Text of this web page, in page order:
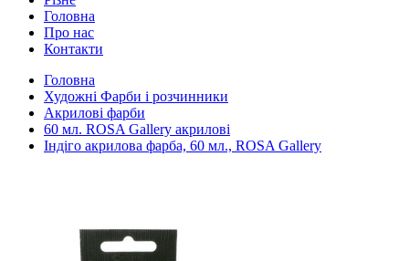
Головна
Про нас
Контакти
Головна
Художні Фарби і розчинники
Акрилові фарби
60 мл. ROSA Gallery акрилові
Індіго акрилова фарба, 60 мл., ROSA Gallery